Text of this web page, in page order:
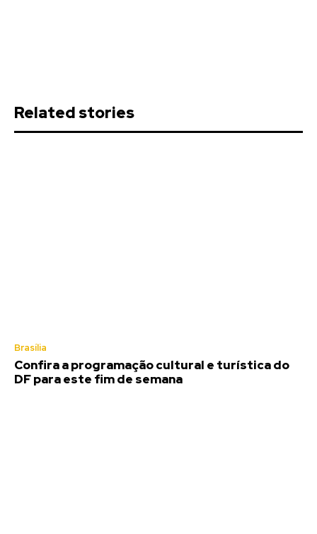
Related stories
Brasília
Confira a programação cultural e turística do
DF para este fim de semana